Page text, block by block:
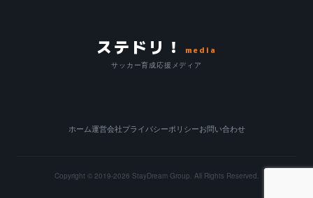
ステドリ！ media
サッカー育成応援メディア
ホーム運営会社プライバシーポリシーお問い合わせ
Copyright © 2019-2026 StayDream Group. All Rights Reserved.